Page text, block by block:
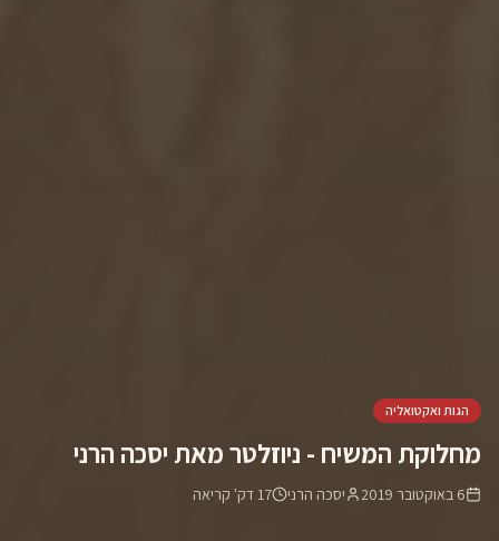
הגות ואקטואליה
מחלוקת המשיח - ניוזלטר מאת יסכה הרני
6 באוקטובר 2019 יסכה הרני 17 דק' קריאה